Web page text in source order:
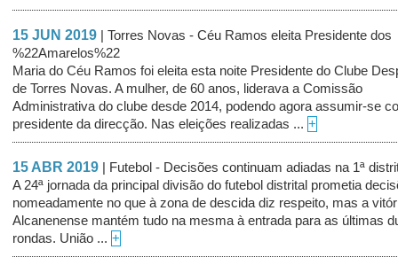
15 JUN 2019
| Torres Novas - Céu Ramos eleita Presidente dos
%22Amarelos%22
Maria do Céu Ramos foi eleita esta noite Presidente do Clube
de Torres Novas. A mulher, de 60 anos, liderava a Comissão
Administrativa do clube desde 2014, podendo agora assumir-se
presidente da direcção. Nas eleições realizadas ... +
15 ABR 2019
| Futebol - Decisões continuam adiadas na 1ª
A 24ª jornada da principal divisão do futebol distrital prometia
nomeadamente no que à zona de descida diz respeito, mas a
Alcanenense mantém tudo na mesma à entrada para as últimas
rondas. União ... +